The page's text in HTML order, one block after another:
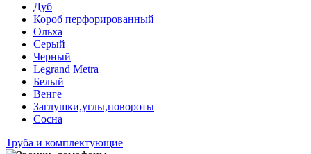
Дуб
Короб перфорированный
Ольха
Серый
Черный
Legrand Metra
Белый
Венге
Заглушки,углы,повороты
Сосна
Труба и комплектующие